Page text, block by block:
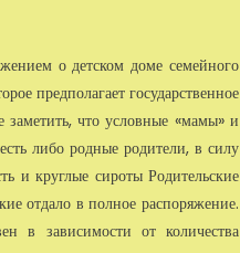
о детском доме семейного
предполагает государственное
что условные «мамы» и
либо родные родители, в силу
и круглые сироты Родительские
отдало в полное распоряжение.
в зависимости от количества